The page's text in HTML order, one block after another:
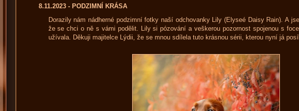
8.11.2023 - PODZIMNÍ KRÁSA
Dorazily nám nádherné podzimní fotky naší odchovanky Lily (Elyseé Daisy Rain). A
že se chci o ně s vámi podělit. Lily si pózování a veškerou pozornost spojenou s
užívala. Děkuji majitelce Lýdii, že se mnou sdílela tuto krásnou sérii, kterou nyní já